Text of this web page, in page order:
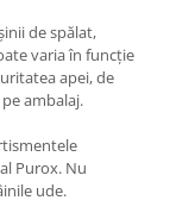
de spălat,
varia în funcție
apei, de
ambalaj.
Purox. Nu
ude.